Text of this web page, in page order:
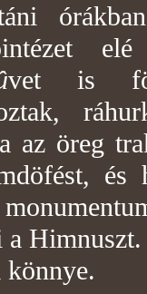
vet is
az öreg
és
a